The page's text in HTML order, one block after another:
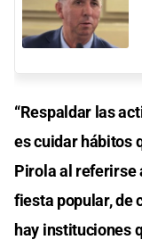
“Respaldar las
es cuidar hábitos
Pirola al referirse
fiesta popular, de
hay instituciones